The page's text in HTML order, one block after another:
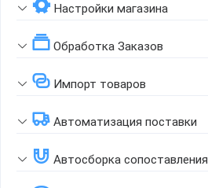
Настройки магазина
Обработка Заказов
Импорт товаров
Автоматизация поставки
Автосборка сопоставления